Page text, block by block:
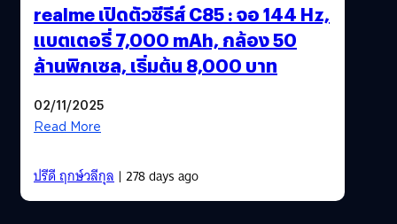
realme เปิดตัวซีรีส์ C85 : จอ 144 Hz,
แบตเตอรี่ 7,000 mAh, กล้อง 50
ล้านพิกเซล, เริ่มต้น 8,000 บาท
02/11/2025
Read More
ปรีดี ฤกษ์วลีกุล| 278 days ago